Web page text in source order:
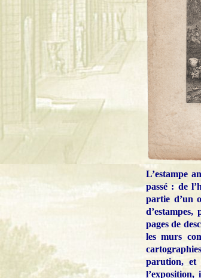
L’estampe
passé : de
partie d’un
pages de
les murs
parution, et